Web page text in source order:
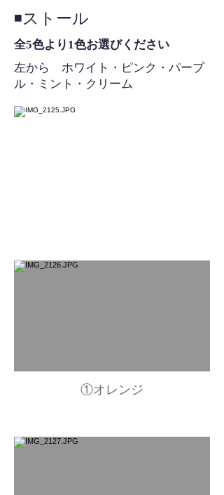
◾️ストール
全5色より1色お選びください
左から ホワイト・ピンク・パープ
ル・ミント・クリーム
①オレンジ